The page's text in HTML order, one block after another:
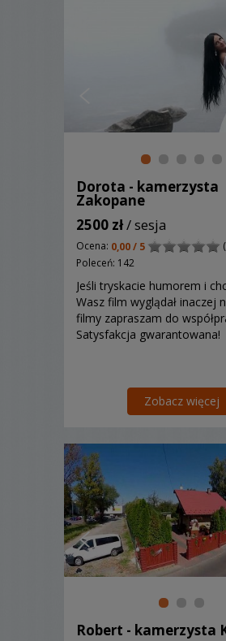
Dorota - kamerzysta
Zakopane
2500 zł/ sesja
Ocena: 0,00 / 5
Poleceń: 142
Jeśli tryskacie humorem i
Wasz film wyglądał inaczej
filmy zapraszam do
Satysfakcja gwarantowana!
Zobacz więcej
Robert - kamerzysta